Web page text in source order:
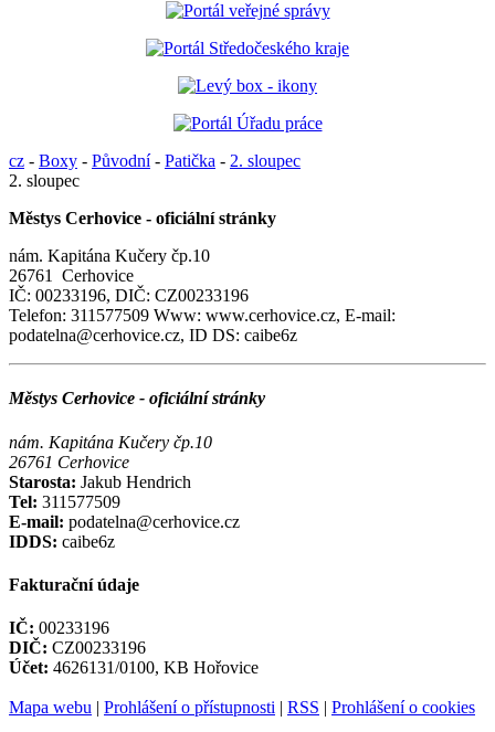
cz - Boxy - Původní- Patička - 2. sloupec
2. sloupec
Městys Cerhovice - oficiální stránky
nám. Kapitána Kučery čp.10
26761 Cerhovice
IČ: 00233196, DIČ: CZ00233196
Telefon: 311577509 Www: www.cerhovice.cz, E-mail:
podatelna@cerhovice.cz, ID DS: caibe6z
Městys Cerhovice - oficiální stránky
nám. Kapitána Kučery čp.10
26761 Cerhovice
Starosta: Jakub Hendrich
Tel: 311577509
E-mail: podatelna@cerhovice.cz
IDDS: caibe6z
Fakturační údaje
IČ: 00233196
DIČ: CZ00233196
Účet: 4626131/0100, KB Hořovice
Mapa webu | Prohlášení o přístupnosti | RSS | Prohlášení o cookies